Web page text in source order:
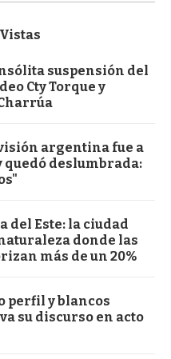
suspensión del
Cty Torque y
argentina fue a
quedó deslumbrada:
del Este: la ciudad
donde las
más de un 20%
perfil y blancos
su discurso en acto